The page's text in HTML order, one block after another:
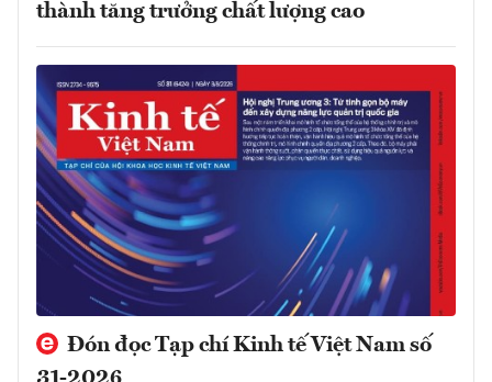
thành tăng trưởng chất lượng cao
Đón đọc Tạp chí Kinh tế Việt Nam số